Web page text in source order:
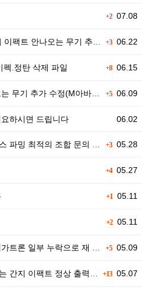
+207.08
+306.22
트 안나오는 무기 추가 수…
+806.15
펙.정탄 삭제 파일
+506.09
무기 추가 수정(M아바타)
06.02
하시면 드립니다
+305.28
밍 최적의 조합 문의 (오버…
+405.27
+1 05.11
+205.11
+505.09
일부 누락으로 재 업로드…
+1305.07
지 이팩트 정상 출력 파일 …